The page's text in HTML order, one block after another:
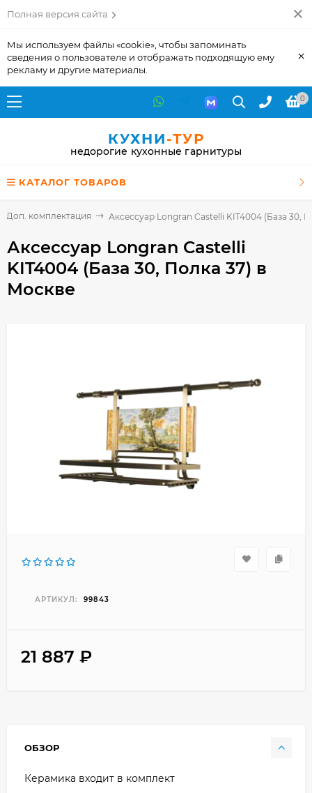
Полная версия сайта
Мы используем файлы «cookie», чтобы запоминать
сведения о пользователе и отображать подходящую ему
рекламу и другие материалы.
×
0
КУХНИ-ТУР
недорогие кухонные гарнитуры
КАТАЛОГ ТОВАРОВ
Доп. комплектация Аксессуар Longran Castelli KIT4004 (База 30,
Аксессуар Longran Castelli
KIT4004 (База 30, Полка 37) в
Москве
АРТИКУЛ: 99843
21 887 ₽
ОБЗОР
Керамика входит в комплект